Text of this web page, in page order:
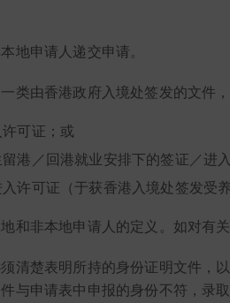
地申请人递交申请。
类由香港政府入境处签发的文件
可证；或
港／回港就业安排下的签证／进
许可证（于获香港入境处签发受
和非本地申请人的定义。如对有
清楚表明所持的身份证明文件，
与申请表中申报的身份不符，录